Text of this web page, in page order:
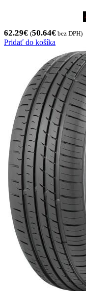
62.29€ (50.64€ bez DPH)
Pridať do košíka